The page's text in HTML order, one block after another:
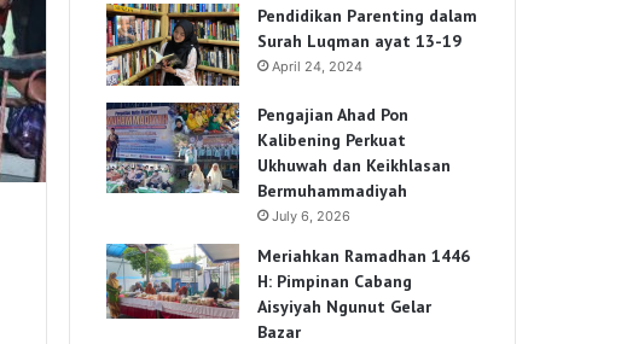
Pendidikan Parenting dalam
Surah Luqman ayat 13-19
April 24, 2024
Pengajian Ahad Pon
Kalibening Perkuat
Ukhuwah dan Keikhlasan
Bermuhammadiyah
July 6, 2026
Meriahkan Ramadhan 1446
H: Pimpinan Cabang
Aisyiyah Ngunut Gelar
Bazar